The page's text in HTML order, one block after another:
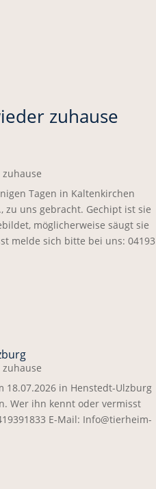
zuhause
Tagen in Kaltenkirchen
zu uns gebracht. Gechipt ist sie
möglicherweise säugt sie
melde sich bitte bei uns: 04193
in Henstedt-Ulzburg
Wer ihn kennt oder vermisst
E-Mail: Info@tierheim-